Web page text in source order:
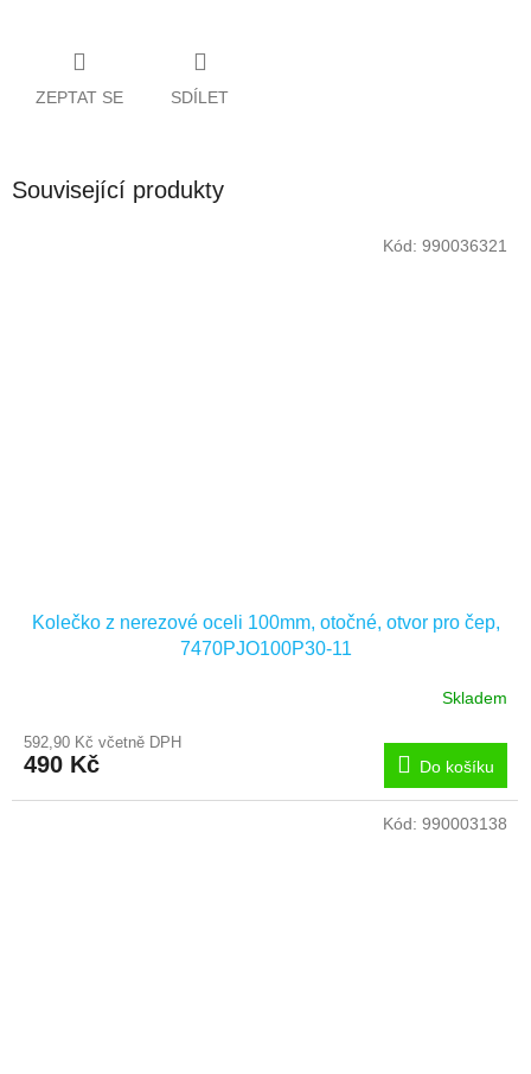
ZEPTAT SE SDÍLET
Související produkty
Kolečko z nerezové oceli 100mm, otočné, otvor pro čep,
7470PJO100P30-11
Skladem
592,90 Kč včetně DPH
490 Kč Do košíku
Kód: 990036321
Kód: 990003138